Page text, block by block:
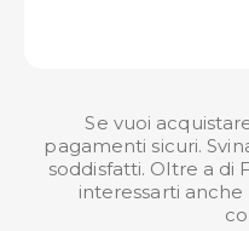
Se vuoi
pagamenti sicuri.
soddisfatti. Oltre a di
interessarti anche